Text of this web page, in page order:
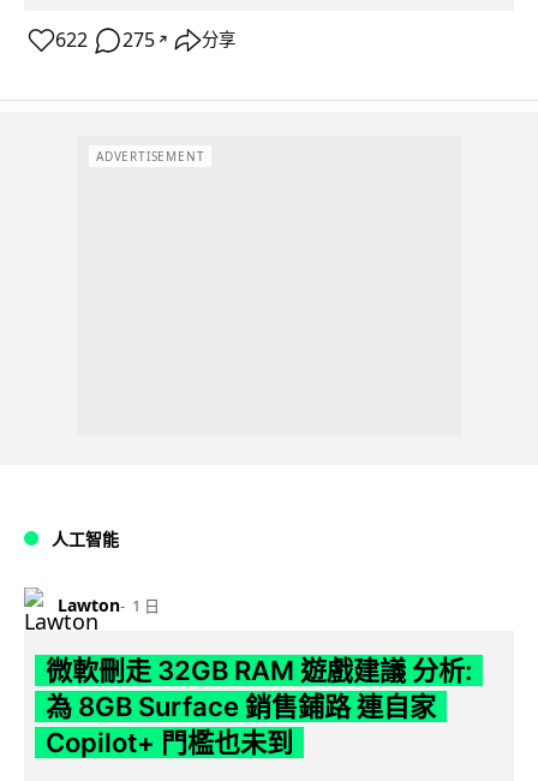
622 275 ↗ 分享
ADVERTISEMENT
人工智能
Lawton 1 日
微軟刪走 32GB RAM 遊戲建議 分析:
為 8GB Surface 銷售鋪路 連自家
Copilot+ 門檻也未到